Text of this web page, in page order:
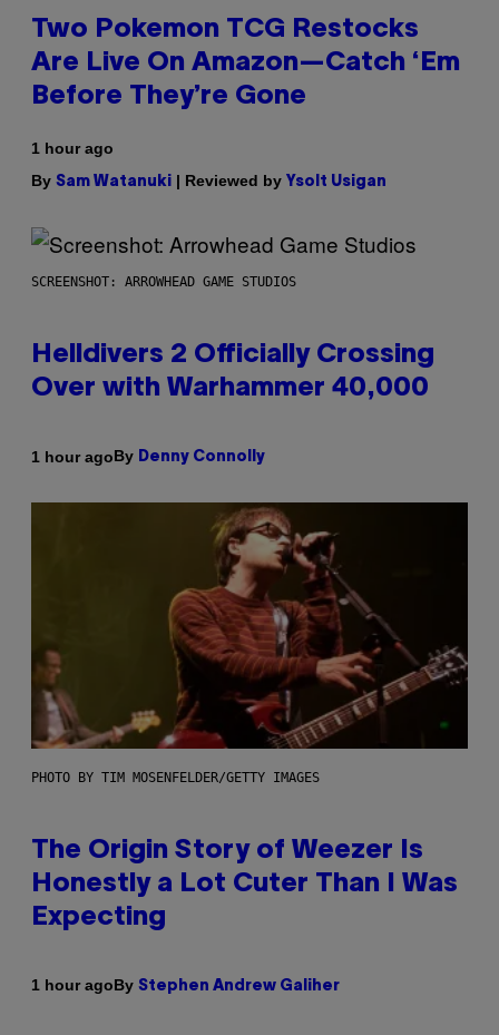
Two Pokemon TCG Restocks
Are Live On Amazon—Catch ‘Em
Before They’re Gone
1 hour ago
By Sam Watanuki | Reviewed by Ysolt Usigan
SCREENSHOT: ARROWHEAD GAME STUDIOS
Helldivers 2 Officially Crossing
Over with Warhammer 40,000
1 hour agoBy Denny Connolly
PHOTO BY TIM MOSENFELDER/GETTY IMAGES
The Origin Story of Weezer Is
Honestly a Lot Cuter Than I Was
Expecting
1 hour agoBy Stephen Andrew Galiher